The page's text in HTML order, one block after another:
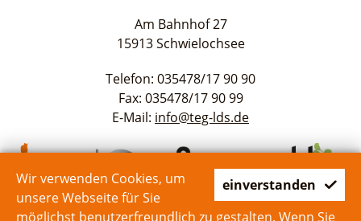
einverstanden
Wir verwenden Cookies, um
unsere Webseite für Sie
möglichst benutzerfreundlich zu gestalten. Wenn Sie
Am Bahnhof 27
15913 Schwielochsee
Telefon: 035478/17 90 90
Fax: 035478/17 90 99
E-Mail: info@teg-lds.de